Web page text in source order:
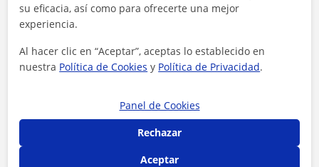
su eficacia, así como para ofrecerte una mejor
experiencia.
Al hacer clic en “Aceptar”, aceptas lo establecido en
nuestra Política de Cookies y Política de Privacidad.
Panel de Cookies
Rechazar
Aceptar